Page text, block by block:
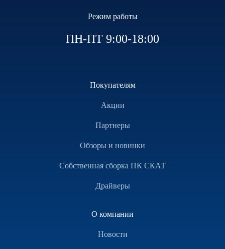
Режим работы
ПН-ПТ 9:00-18:00
Покупателям
Акции
Партнеры
Обзоры и новинки
Собственная сборка ПК СКАТ
Драйверы
О компании
Новости